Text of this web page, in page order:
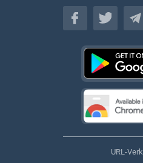
Deutsch
URL-